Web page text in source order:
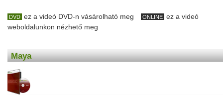
DVD ez a videó DVD-n vásárolható meg ONLINE ez a videó
weboldalunkon nézhető meg
Maya